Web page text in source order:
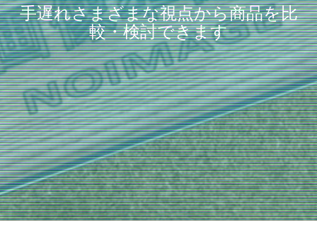
手遅れさまざまな視点から商品を比
較・検討できます